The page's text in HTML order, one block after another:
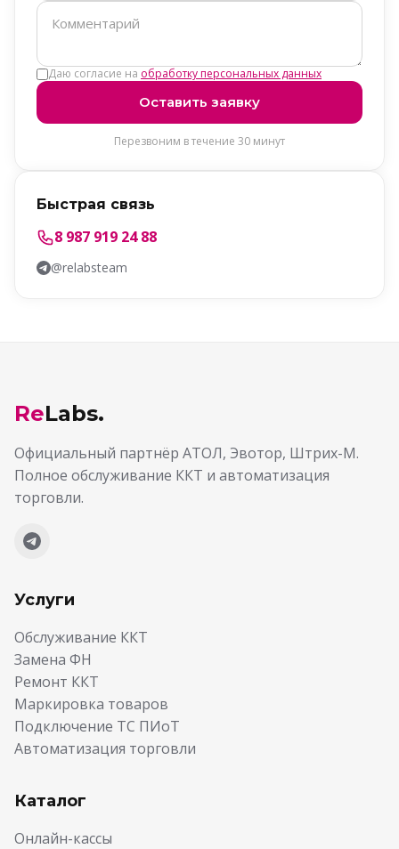
Даю согласие на обработку персональных данных
Оставить заявку
Перезвоним в течение 30 минут
Быстрая связь
8 987 919 24 88
@relabsteam
ReLabs.
Официальный партнёр АТОЛ, Эвотор, Штрих-М.
Полное обслуживание ККТ и автоматизация
торговли.
Услуги
Обслуживание ККТ
Замена ФН
Ремонт ККТ
Маркировка товаров
Подключение ТС ПИоТ
Автоматизация торговли
Каталог
Онлайн-кассы